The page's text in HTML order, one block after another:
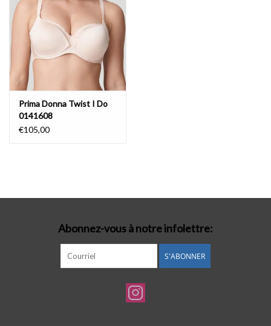
Cartes-cadeaux
Prima Donna Twist I Do
0141608
€105,00
Abonnez-vous à notre infolettre:
S'ABONNER